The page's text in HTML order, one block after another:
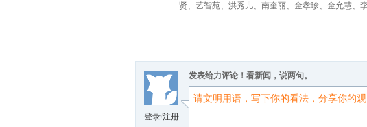
贤、艺智苑、洪秀儿、南奎丽、金孝珍、金允慧、
登录/注册
发表给力评论！看新闻，说两句。